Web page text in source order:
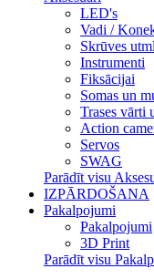
LED's
Vadi /
Skrūves
Instrumenti
Fiksācijai
Somas un
Trases vārti
Action
Servos
SWAG
Parādīt visu
IZPĀRDOŠANA
Pakalpojumi
Pakalpojumi
3D Print
Parādīt visu